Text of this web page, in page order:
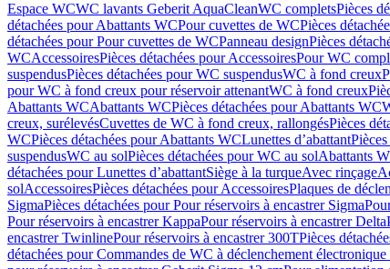
Espace WCWC lavants Geberit AquaCleanWC completsPièces
détachées pour Abattants WCPour cuvettes de WCPièces
détachées pour Pour cuvettes de WCPanneau designPièces
WCAccessoiresPièces détachées pour AccessoiresPour WC
suspendusPièces détachées pour WC suspendusWC à fond creux
pour WC à fond creux pour réservoir attenantWC à fond creux
Abattants WCAbattants WCPièces détachées pour Abattants WC
creux, surélevésCuvettes de WC à fond creux, rallongésPièces
WCPièces détachées pour Abattants WCLunettes d’abattant
suspendusWC au solPièces détachées pour WC au solAbattants
détachées pour Lunettes d’abattantSiège à la turqueAvec rinçage
solAccessoiresPièces détachées pour AccessoiresPlaques de
SigmaPièces détachées pour Pour réservoirs à encastrer Sigma
Pour réservoirs à encastrer KappaPour réservoirs à encastrer Delta
encastrer TwinlinePour réservoirs à encastrer 300TPièces
détachées pour Commandes de WC à déclenchement